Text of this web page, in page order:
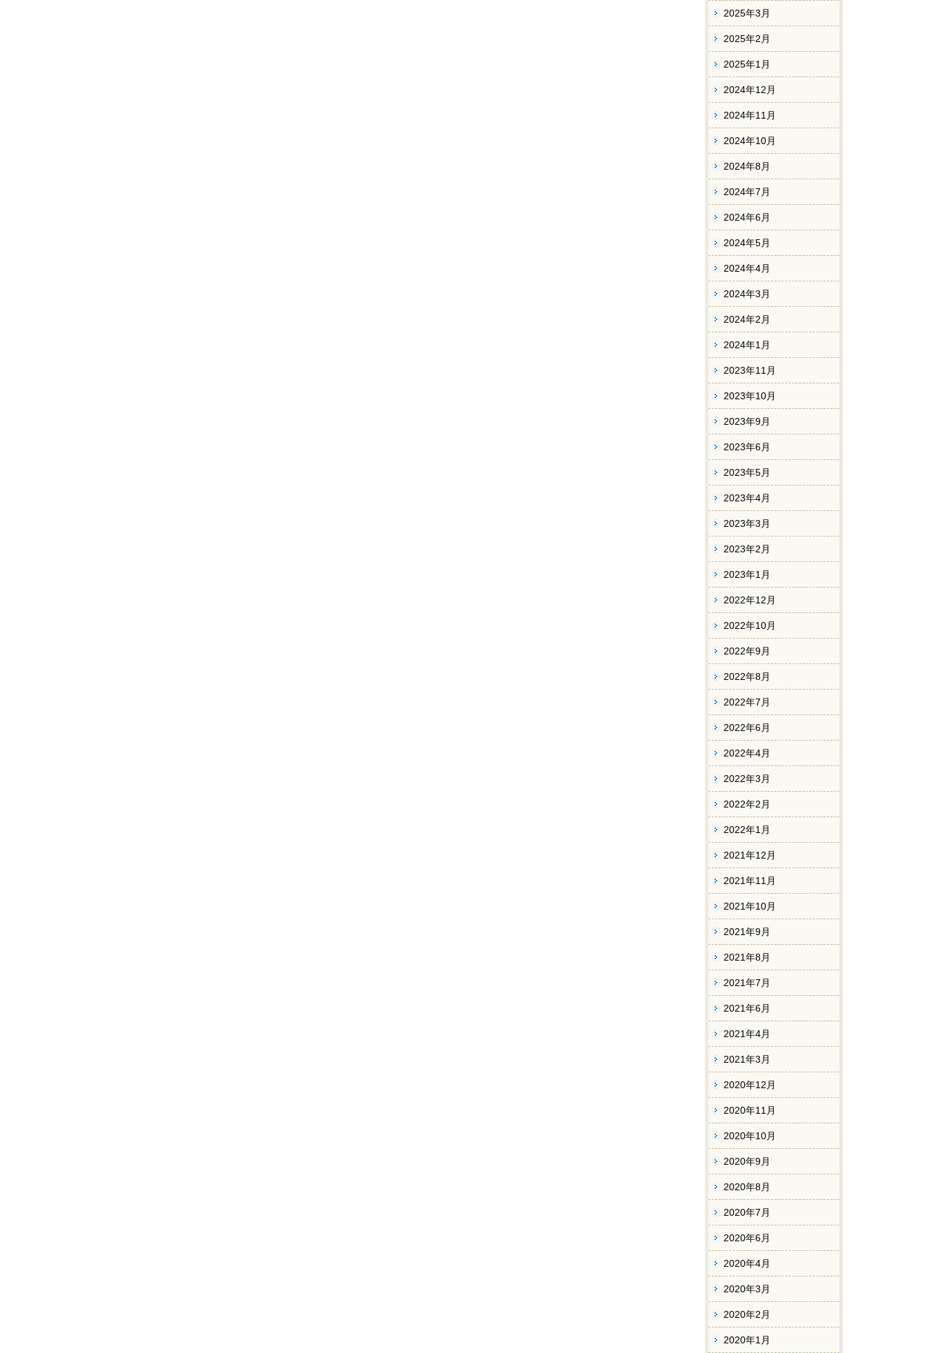
2025年3月
2025年2月
2025年1月
2024年12月
2024年11月
2024年10月
2024年8月
2024年7月
2024年6月
2024年5月
2024年4月
2024年3月
2024年2月
2024年1月
2023年11月
2023年10月
2023年9月
2023年6月
2023年5月
2023年4月
2023年3月
2023年2月
2023年1月
2022年12月
2022年10月
2022年9月
2022年8月
2022年7月
2022年6月
2022年4月
2022年3月
2022年2月
2022年1月
2021年12月
2021年11月
2021年10月
2021年9月
2021年8月
2021年7月
2021年6月
2021年4月
2021年3月
2020年12月
2020年11月
2020年10月
2020年9月
2020年8月
2020年7月
2020年6月
2020年4月
2020年3月
2020年2月
2020年1月